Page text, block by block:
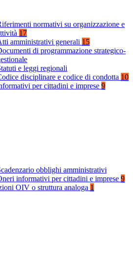
normativi su organizzazione e
17
amministrativi generali 15
di programmazione strategico-
e leggi regionali
disciplinare e codice di condotta 10
per cittadini e imprese 9
obblighi amministrativi
informativi per cittadini e imprese 9
OIV o struttura analoga 1